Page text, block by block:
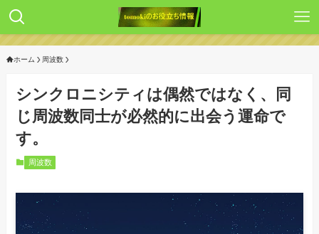
ホーム 周波数
シンクロニシティは偶然ではなく、同
じ周波数同士が必然的に出会う運命で
す。
周波数